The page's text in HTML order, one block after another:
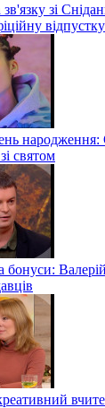
зі
відпустку
народження:
святом
бонуси: